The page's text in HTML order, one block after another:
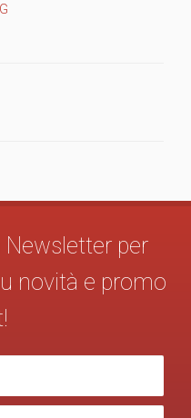
Newsletter per
novità e promo